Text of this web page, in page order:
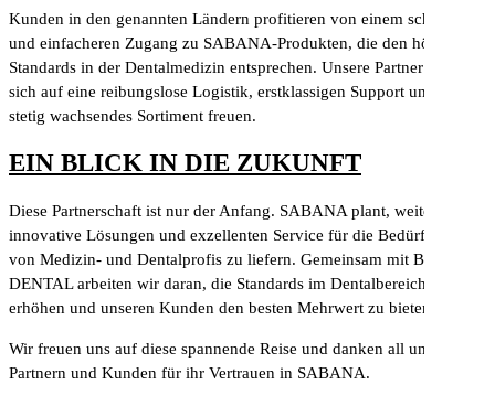
Kunden in den genannten Ländern profitieren von einem schnelleren
und einfacheren Zugang zu SABANA-Produkten, die den höchsten
Standards in der Dentalmedizin entsprechen. Unsere Partner können
sich auf eine reibungslose Logistik, erstklassigen Support und ein
stetig wachsendes Sortiment freuen.
EIN BLICK IN DIE ZUKUNFT
Diese Partnerschaft ist nur der Anfang. SABANA plant, weiterhin
innovative Lösungen und exzellenten Service für die Bedürfnisse
von Medizin- und Dentalprofis zu liefern. Gemeinsam mit BASIQ
DENTAL arbeiten wir daran, die Standards im Dentalbereich zu
erhöhen und unseren Kunden den besten Mehrwert zu bieten.
Wir freuen uns auf diese spannende Reise und danken all unseren
Partnern und Kunden für ihr Vertrauen in SABANA.